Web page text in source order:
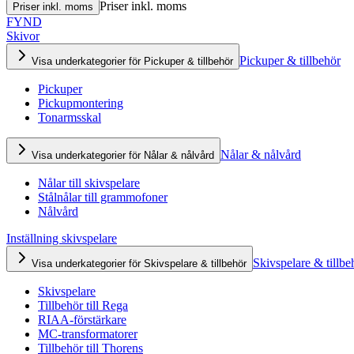
Priser inkl. moms Priser inkl. moms
FYND
Skivor
Visa underkategorier för Pickuper & tillbehör Pickuper & tillbehör
Pickuper
Pickupmontering
Tonarmsskal
Visa underkategorier för Nålar & nålvård Nålar & nålvård
Nålar till skivspelare
Stålnålar till grammofoner
Nålvård
Inställning skivspelare
Visa underkategorier för Skivspelare & tillbehör Skivspelare &
Skivspelare
Tillbehör till Rega
RIAA-förstärkare
MC-transformatorer
Tillbehör till Thorens